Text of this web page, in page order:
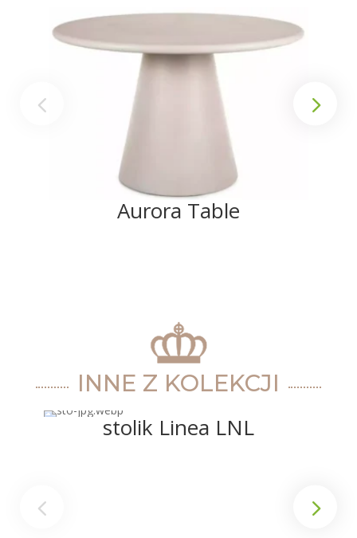
Aurora Table
INNE Z KOLEKCJI
stolik Linea LNL